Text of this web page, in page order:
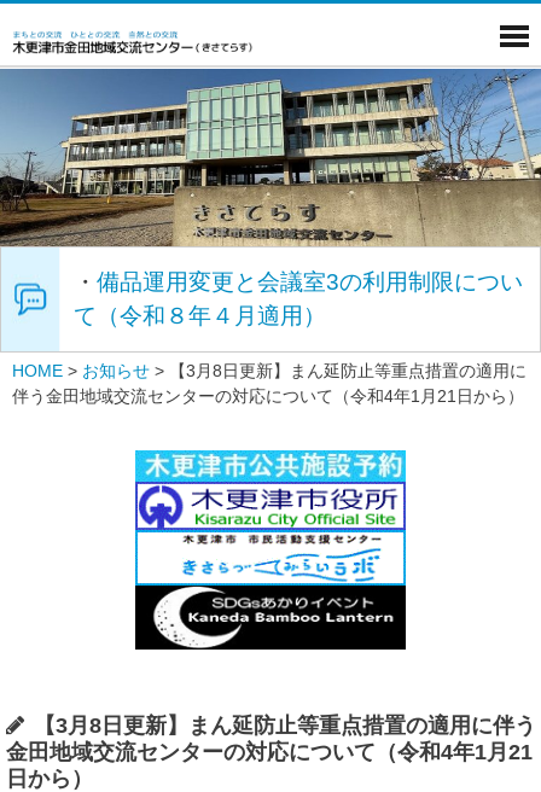
・ 備品運用変更と会議室3の利用制限につい
て（令和８年４月適用）
HOME > お知らせ >
【3月8日更新】まん延防止等重点措置の適用に
伴う金田地域交流センターの対応について（令和4年1月21日から）
【3月8日更新】まん延防止等重点措置の適用に伴う
金田地域交流センターの対応について（令和4年1月21
日から）